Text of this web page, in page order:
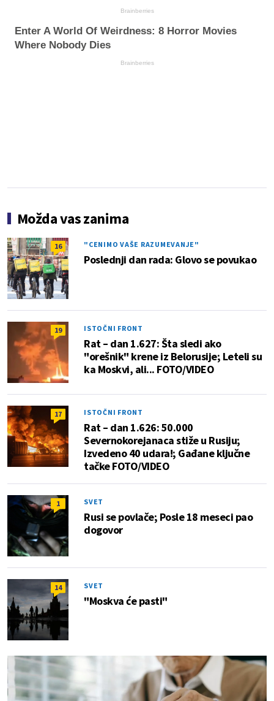
Brainberries
Enter A World Of Weirdness: 8 Horror Movies
Where Nobody Dies
Brainberries
Možda vas zanima
16 "CENIMO VAŠE RAZUMEVANJE"
Poslednji dan rada: Glovo se povukao
19 ISTOČNI FRONT
Rat – dan 1.627: Šta sledi ako
"orešnik" krene iz Belorusije; Leteli su
ka Moskvi, ali... FOTO/VIDEO
17 ISTOČNI FRONT
Rat – dan 1.626: 50.000
Severnokorejanaca stiže u Rusiju;
Izvedeno 40 udara!; Gađane ključne
tačke FOTO/VIDEO
1 SVET
Rusi se povlače; Posle 18 meseci pao
dogovor
14 SVET
"Moskva će pasti"